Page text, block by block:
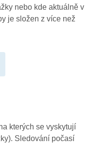
nebo kde aktuálně v
je složen z více než
kterých se vyskytují
Sledování počasí